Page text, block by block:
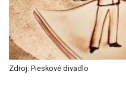
Zdroj: Pieskové divadlo